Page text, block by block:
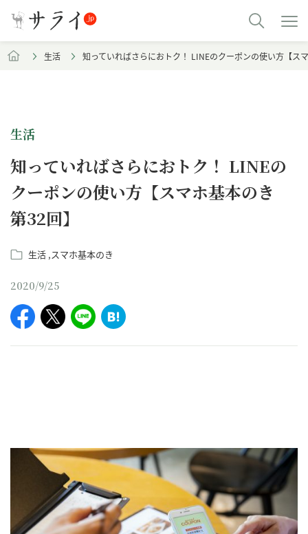
生活 知っていればさらにおトク！ LINEのクーポンの使い方【
生活
知っていればさらにおトク！ LINEの
クーポンの使い方【スマホ基本のき
第32回】
生活 スマホ基本のき
2020/9/25